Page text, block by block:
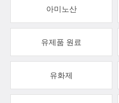
아미노산
유제품 원료
유화제